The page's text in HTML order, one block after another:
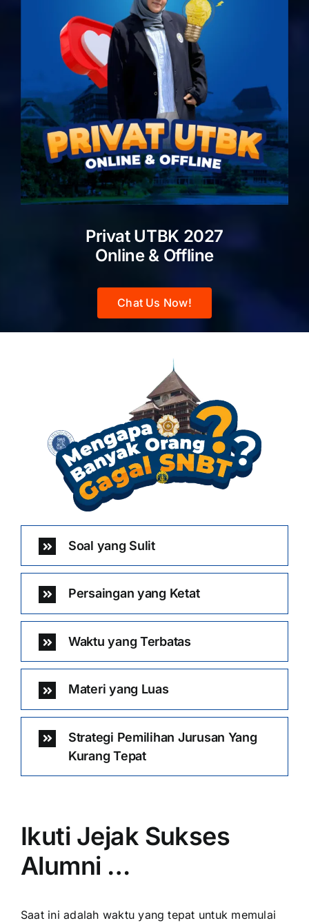
Privat UTBK 2027
Online & Offline
Chat Us Now!
Soal yang Sulit
Persaingan yang Ketat
Waktu yang Terbatas
Materi yang Luas
Strategi Pemilihan Jurusan Yang
Kurang Tepat
Ikuti Jejak Sukses
Alumni …
Saat ini adalah waktu yang tepat untuk memulai